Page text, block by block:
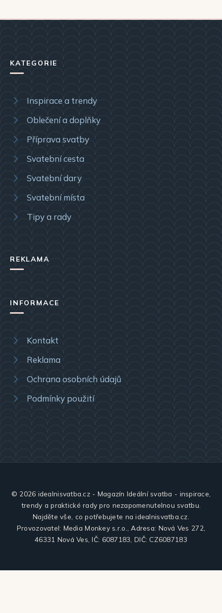
KATEGORIE
Inspirace a trendy
Oblečení a doplňky
Příprava svatby
Svatební cesta
Svatební dary
Svatební místa
Tipy a rady
REKLAMA
INFORMACE
Kontakt
Reklama
Ochrana osobních údajů
Podmínky použití
© 2026 idealnisvatba.cz - Magazín Ideální svatba - inspirace,
trendy a praktické rady pro nezapomenutelnou svatbu.
Najděte vše, co potřebujete na idealnisvatba.cz.
Provozovatel: Media Monkey s.r.o., Adresa: Nová Ves 272,
46331 Nová Ves, IČ: 6087183, DIČ: CZ6087183